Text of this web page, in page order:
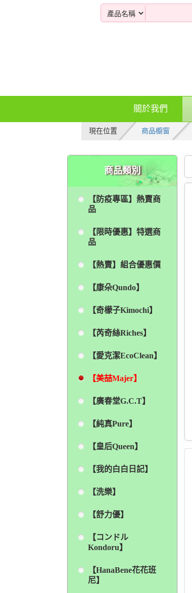
關於我們
現在位置 商品櫥窗
商品類別
【防疫專區】熱賣商
品
【限時優惠】特選商
品
【熱賣】組合優惠價
【康朵Qundo】
【奇檬子Kimochi】
【芮奇絲Riches】
【愛克潔EcoClean】
【美喆Majer】
【廣春堂G.C.T】
【純真Pure】
【皇后Queen】
【我的白白日記】
【洗樂】
【舒力優】
【コンドル
Kondoru】
【HanaBene花花班
尼】